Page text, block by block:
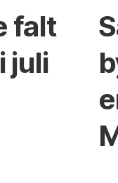
falt
juli